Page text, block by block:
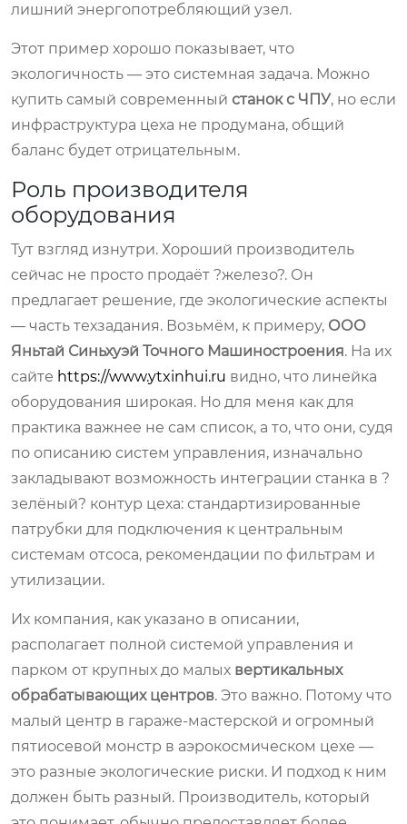
лишний энергопотребляющий узел.
Этот пример хорошо показывает, что
экологичность — это системная задача. Можно
купить самый современный станок с ЧПУ, но если
инфраструктура цеха не продумана, общий
баланс будет отрицательным.
Роль производителя
оборудования
Тут взгляд изнутри. Хороший производитель
сейчас не просто продаёт ?железо?. Он
предлагает решение, где экологические аспекты
— часть техзадания. Возьмём, к примеру, ООО
Яньтай Синьхуэй Точного Машиностроения. На их
сайте https://www.ytxinhui.ru видно, что линейка
оборудования широкая. Но для меня как для
практика важнее не сам список, а то, что они, судя
по описанию систем управления, изначально
закладывают возможность интеграции станка в ?
зелёный? контур цеха: стандартизированные
патрубки для подключения к центральным
системам отсоса, рекомендации по фильтрам и
утилизации.
Их компания, как указано в описании,
располагает полной системой управления и
парком от крупных до малых вертикальных
обрабатывающих центров. Это важно. Потому что
малый центр в гараже-мастерской и огромный
пятиосевой монстр в аэрокосмическом цехе —
это разные экологические риски. И подход к ним
должен быть разный. Производитель, который